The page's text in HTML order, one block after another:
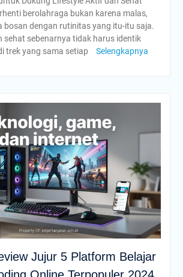
berolahraga bukan karena malas,
bosan dengan rutinitas yang itu-itu saja.
sehat sebenarnya tidak harus identik
trek yang sama setiap
Selengkapnya
Jujur 5 Platform Belajar
Online Terpopuler 2024